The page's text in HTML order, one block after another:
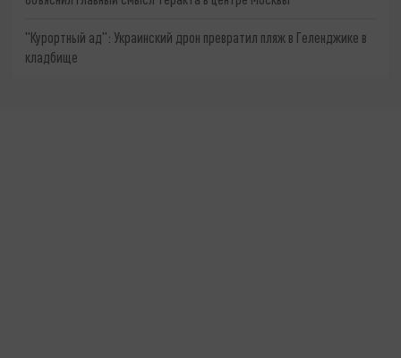
"Курортный ад": Украинский дрон превратил пляж в Геленджике в
кладбище